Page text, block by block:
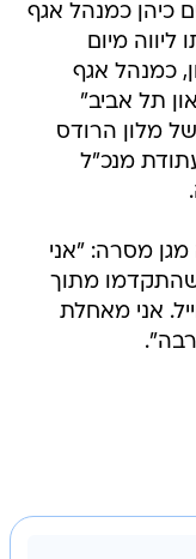
כיהן כמנהל אגף
מיום
כמנהל אגף
תל אביב"
מלון הרודס
מנכ"ל
מסרה: "אני
שהתקדמו מתוך
אני מאחלת